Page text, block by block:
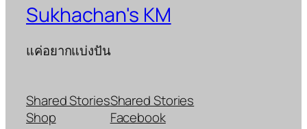
Sukhachan's KM
แค่อยากแบ่งปัน
Shared Stories
Shop
Shared Stories
Facebook